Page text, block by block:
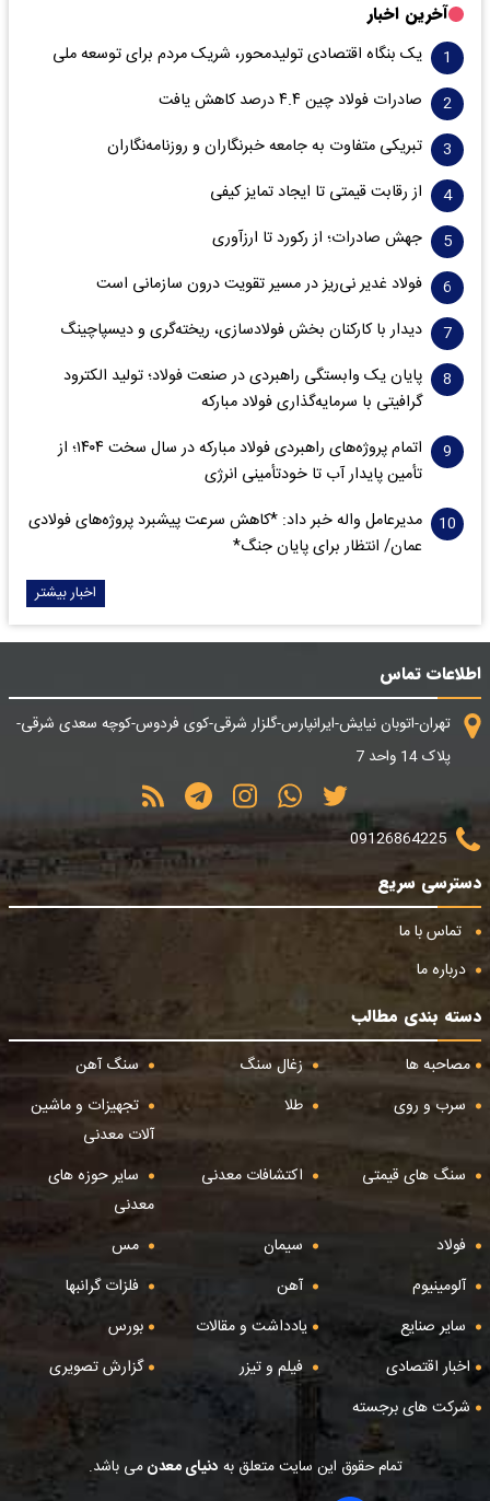
آخرین اخبار
یک بنگاه اقتصادی تولیدمحور، شریک مردم برای توسعه ملی
صادرات فولاد چین ۴.۴ درصد کاهش یافت
تبریکی متفاوت به جامعه خبرنگاران و روزنامه‌نگاران
از رقابت قیمتی تا ایجاد تمایز کیفی
جهش صادرات؛ از رکورد تا ارزآوری
فولاد غدیر نی‌ریز در مسیر تقویت درون سازمانی است
دیدار با کارکنان بخش فولادسازی، ریخته‌گری و دیسپاچینگ
پایان یک وابستگی راهبردی در صنعت فولاد؛ تولید الکترود
گرافیتی با سرمایه‌گذاری فولاد مبارکه
اتمام پروژه‌های راهبردی فولاد مبارکه در سال سخت ۱۴۰۴؛ از
تأمین پایدار آب تا خودتأمینی انرژی
مدیرعامل واله خبر داد: *کاهش سرعت پیشبرد پروژه‌های فولادی
عمان/ انتظار برای پایان جنگ*
اخبار بیشتر
اطلاعات تماس
تهران-اتوبان نیایش-ایرانپارس-گلزار شرقی-کوی فردوس-کوچه سعدی شرقی-
پلاک 14 واحد 7
09126864225
دسترسی سریع
تماس با ما
درباره ما
دسته بندی مطالب
مصاحبه ها
زغال سنگ
سنگ آهن
سرب و روی
طلا
تجهیزات و ماشین
آلات معدنی
سنگ های قیمتی
اکتشافات معدنی
سایر حوزه های
معدنی
فولاد
سیمان
مس
آلومینیوم
آهن
فلزات گرانبها
سایر صنایع
یادداشت و مقالات
بورس
اخبار اقتصادی
فیلم و تیزر
گزارش تصویری
شرکت های برجسته
تمام حقوق این سایت متعلق به دنیای معدنمی باشد.